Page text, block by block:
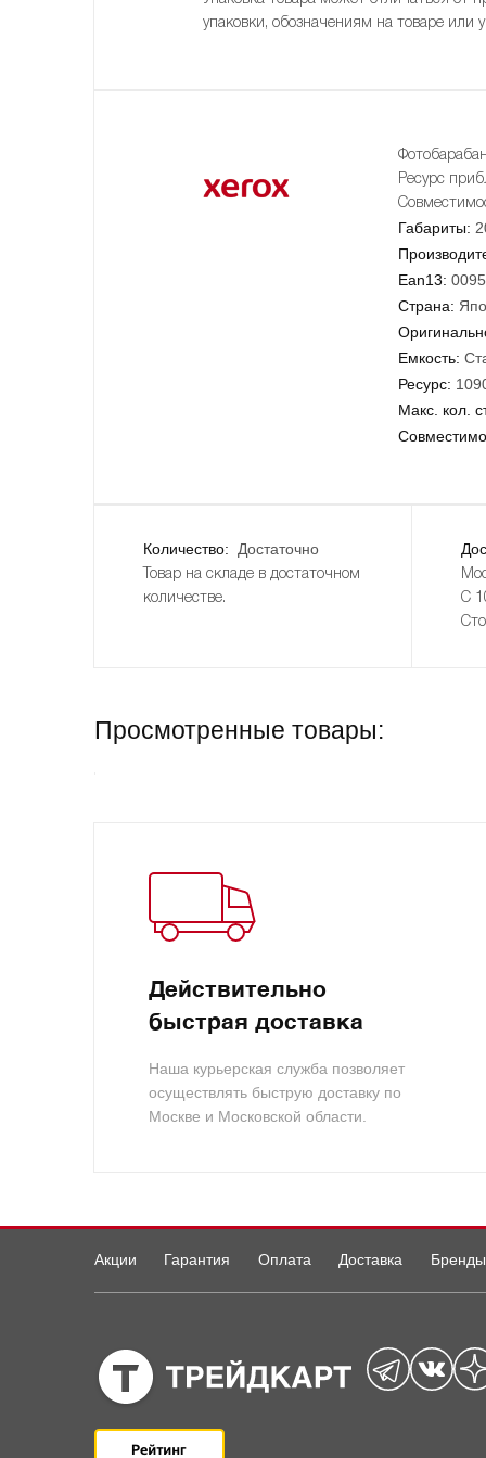
упаковки, обозначениям на товаре или
Ресурс
Габариты:
Ean13:
Страна:
Емкость:
Ресурс:
Макс. кол.
Количество: Достаточно
Товар на складе в достаточном
количестве.
С
Просмотренные товары:
Действительно
быстрая доставка
Наша курьерская служба позволяет
осуществлять быструю доставку по
Москве и Московской области.
Акции Гарантия Оплата Доставка Бренды